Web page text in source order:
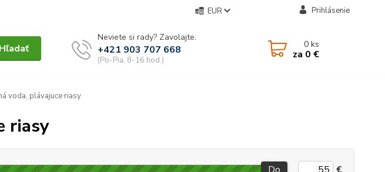
EUR Prihlásenie
Hľadať
Neviete si rady? Zavolajte.
+421 903 707 668
(Po-Pia, 8-16 hod.)
0ks
za 0 €
voda, plávajuce riasy
riasy